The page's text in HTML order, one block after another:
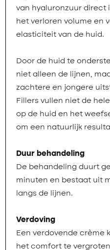
van hyaluronzuur direct
het verloren volume en
elasticiteit van de huid.
Door de huid te
niet alleen de lijnen,
zachtere en jongere
Fillers vullen niet de
op de huid en het
om een natuurlijk
Duur behandeling
De behandeling duurt
minuten en bestaat uit
langs de lijnen.
Verdoving
Een verdovende crème
het comfort te